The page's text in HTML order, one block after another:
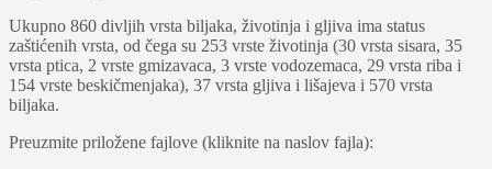
Ukupno 860 divljih vrsta biljaka, životinja i gljiva ima status
zaštićenih vrsta, od čega su 253 vrste životinja (30 vrsta sisara, 35
vrsta ptica, 2 vrste gmizavaca, 3 vrste vodozemaca, 29 vrsta riba i
154 vrste beskičmenjaka), 37 vrsta gljiva i lišajeva i 570 vrsta
biljaka.
Preuzmite priložene fajlove (kliknite na naslov fajla):